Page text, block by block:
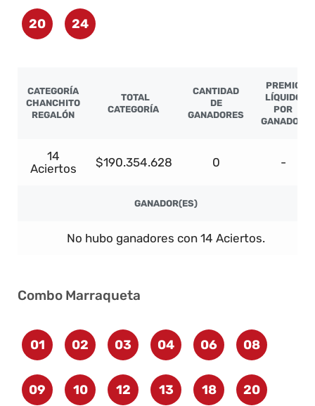
20 24
CATEGORÍA
CHANCHITO
REGALÓN
TOTAL
CATEGORÍA
CANTIDAD
DE
GANADORES
PREMIO
LÍQUIDO
POR
GANADOR
14
Aciertos
$190.354.628 0 -
GANADOR(ES)
No hubo ganadores con 14 Aciertos.
Combo Marraqueta
01 02 03 04 06 08
09 10 12 13 18 20